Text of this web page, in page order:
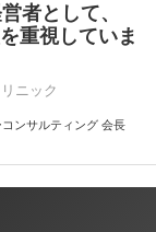
者として、
重視していま
ニック
ンサルティング 会長